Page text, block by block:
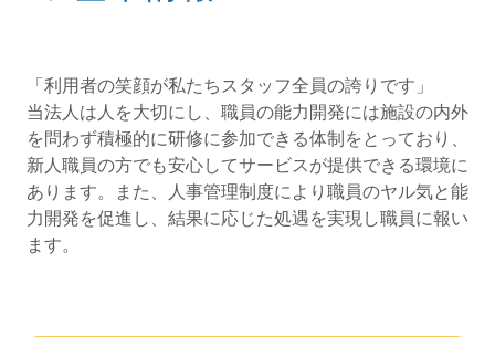
「利用者の笑顔が私たちスタッフ全員の誇りです」
当法人は人を大切にし、職員の能力開発には施設の内外
を問わず積極的に研修に参加できる体制をとっており、
新人職員の方でも安心してサービスが提供できる環境に
あります。また、人事管理制度により職員のヤル気と能
力開発を促進し、結果に応じた処遇を実現し職員に報い
ます。